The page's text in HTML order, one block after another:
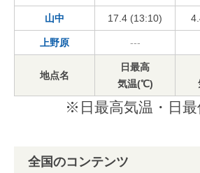
山中 17.4 (13:10)
上野原 ---
地点名
日最高
気温(℃)
※日最高気温・日
全国のコンテンツ